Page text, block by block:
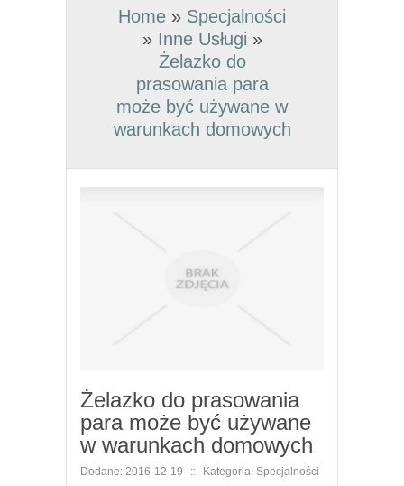
Home » Specjalności
» Inne Usługi »
Żelazko do
prasowania para
może być używane w
warunkach domowych
Żelazko do prasowania
para może być używane
w warunkach domowych
Dodane: 2016-12-19 ::
Kategoria: Specjalności